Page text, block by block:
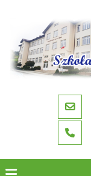
content